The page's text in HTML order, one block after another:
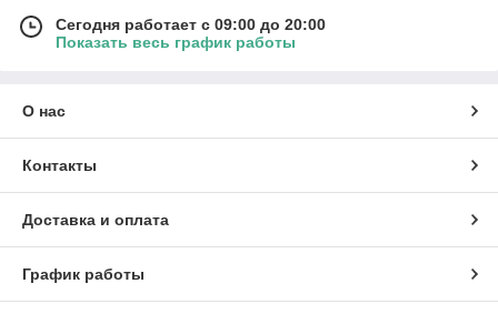
Сегодня работает с 09:00 до 20:00
Показать весь график работы
О нас
Контакты
Доставка и оплата
График работы